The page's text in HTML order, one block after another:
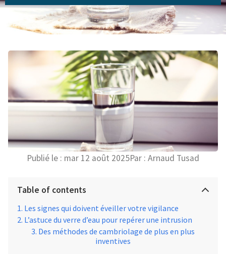
Publié le : mar 12 août 2025Par : Arnaud Tusad
Table of contents
Les signes qui doivent éveiller votre vigilance
L’astuce du verre d’eau pour repérer une intrusion
Des méthodes de cambriolage de plus en plus
inventives